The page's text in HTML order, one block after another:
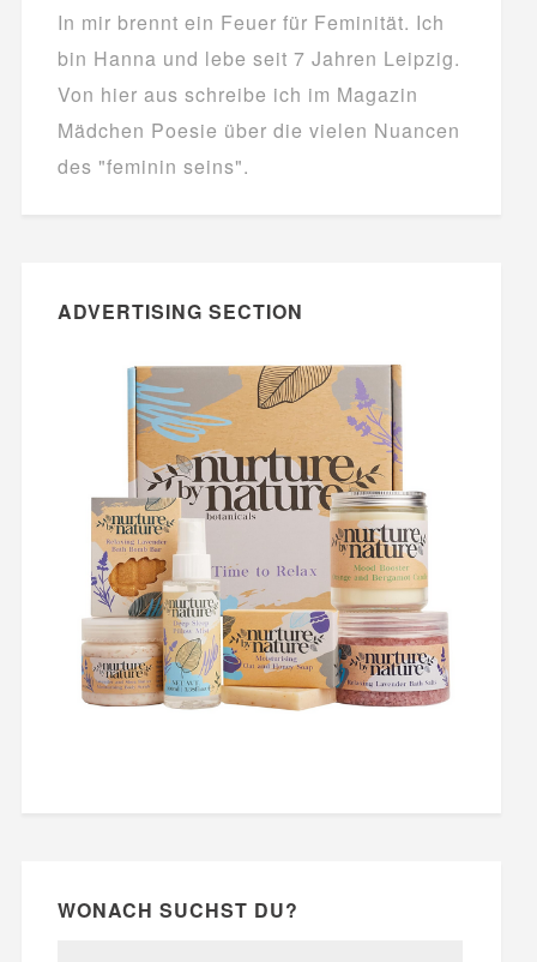
In mir brennt ein Feuer für Feminität. Ich
bin Hanna und lebe seit 7 Jahren Leipzig.
Von hier aus schreibe ich im Magazin
Mädchen Poesie über die vielen Nuancen
des "feminin seins".
ADVERTISING SECTION
WONACH SUCHST DU?